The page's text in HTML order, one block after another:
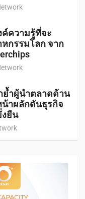
ค์ความรู้ที่จะ
กรรมโลก จาก
ย้ำผู้นำตลาดด้าน
าผลักดันธุรกิจ
งยืน